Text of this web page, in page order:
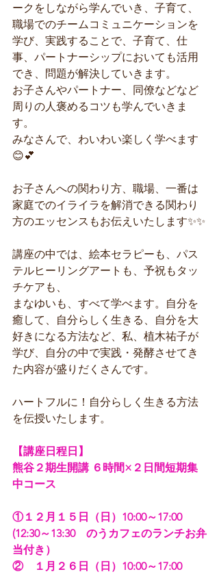
ークをしながら学んでいき、子育て、
職場でのチームコミュニケーションを
学び、実践することで、子育て、仕
事、パートナーシップにおいても活用
でき、問題が解決していきます。
お子さんやパートナー、同僚などなど
周りの人褒めるコツも学んでいきま
す。
みなさんで、わいわい楽しく学べます
😊💕
お子さんへの関わり方、職場、一番は
家庭でのイライラを解消できる関わり
方のエッセンスもお伝えいたします✨✨
講座の中では、絵本セラピーも、パス
テルヒーリングアートも、予祝もタッ
チケアも、
まなゆいも、すべて学べます。自分を
癒して、自分らしく生きる、自分を大
好きになる方法など、私、植木祐子が
学び、自分の中で実践・発酵させてき
た内容が盛りだくさんです。
ハートフルに！自分らしく生きる方法
を伝授いたします。
【講座日程日】
熊谷２期生開講 ６時間×２日間短期集
中コース
①１２月１５日（日）10:00～17:00
(12:30～13:30　のうカフェのランチお弁
当付き）
②　１月２６日（日）10:00～17:00